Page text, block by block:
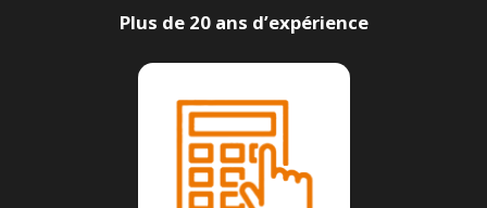
Plus de 20 ans d’expérience